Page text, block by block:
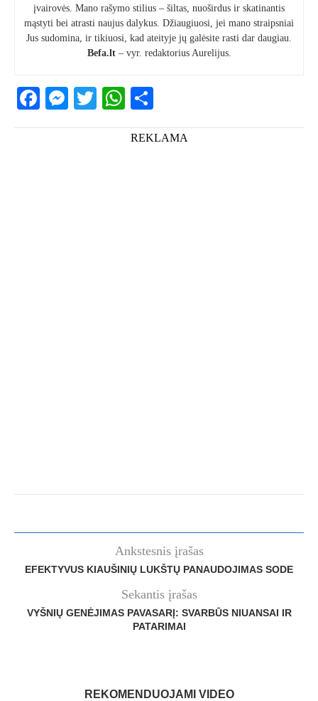
įvairovės. Mano rašymo stilius – šiltas, nuoširdus ir skatinantis
mąstyti bei atrasti naujus dalykus. Džiaugiuosi, jei mano straipsniai
Jus sudomina, ir tikiuosi, kad ateityje jų galėsite rasti dar daugiau.
Befa.lt– vyr. redaktorius Aurelijus.
Facebook
Messenger
TwitterWhatsApp
REKLAMA
Ankstesnis įrašas
EFEKTYVUS KIAUŠINIŲ LUKŠTŲ PANAUDOJIMAS SODE
Sekantis įrašas
VYŠNIŲ GENĖJIMAS PAVASARĮ: SVARBŪS NIUANSAI IR
PATARIMAI
REKOMENDUOJAMI VIDEO